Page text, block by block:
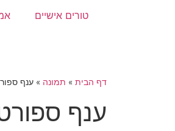
טורים אישיים
דף הבית » תמונה » ענף
ענף